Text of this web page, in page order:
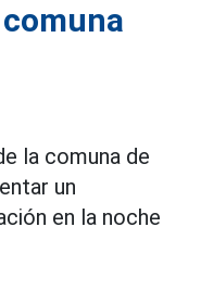
la comuna de
un
en la noche